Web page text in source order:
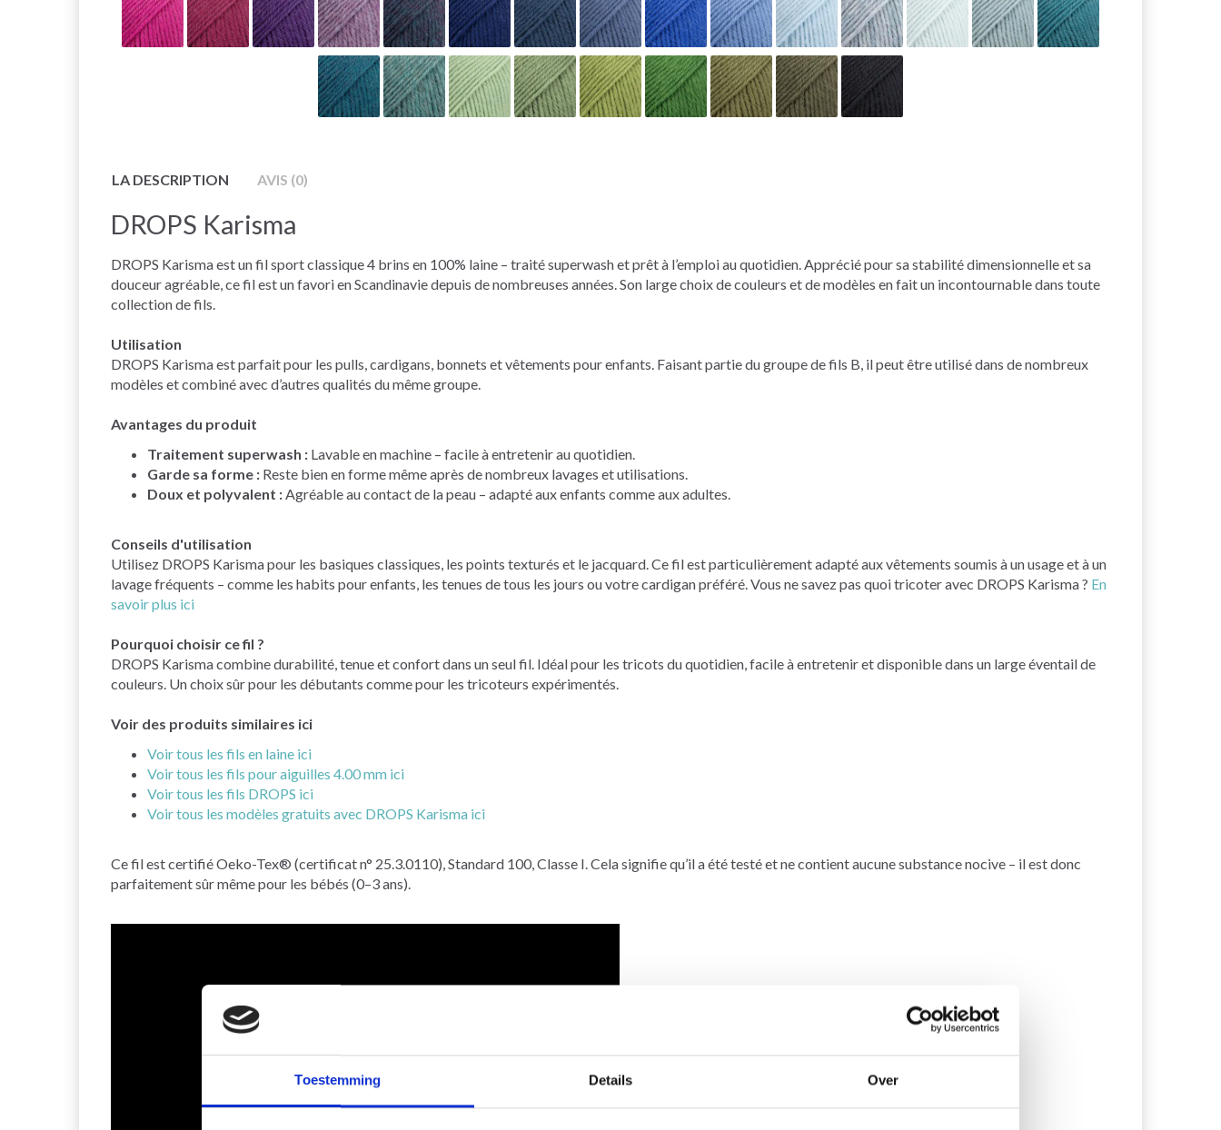
Toestemming Details Over
LA DESCRIPTION AVIS (0)
DROPS Karisma
DROPS Karisma est un fil sport classique 4 brins en 100% laine – traité superwash et prêt à l’emploi au quotidien. Apprécié pour sa stabilité dimensionnelle et sa
douceur agréable, ce fil est un favori en Scandinavie depuis de nombreuses années. Son large choix de couleurs et de modèles en fait un incontournable dans toute
collection de fils.
Utilisation
DROPS Karisma est parfait pour les pulls, cardigans, bonnets et vêtements pour enfants. Faisant partie du groupe de fils B, il peut être utilisé dans de nombreux
modèles et combiné avec d’autres qualités du même groupe.
Avantages du produit
Traitement superwash : Lavable en machine – facile à entretenir au quotidien.
Garde sa forme : Reste bien en forme même après de nombreux lavages et utilisations.
Doux et polyvalent : Agréable au contact de la peau – adapté aux enfants comme aux adultes.
Conseils d'utilisation
Utilisez DROPS Karisma pour les basiques classiques, les points texturés et le jacquard. Ce fil est particulièrement adapté aux vêtements soumis à un usage et à un
lavage fréquents – comme les habits pour enfants, les tenues de tous les jours ou votre cardigan préféré. Vous ne savez pas quoi tricoter avec DROPS Karisma ? En
savoir plus ici
Pourquoi choisir ce fil ?
DROPS Karisma combine durabilité, tenue et confort dans un seul fil. Idéal pour les tricots du quotidien, facile à entretenir et disponible dans un large éventail de
couleurs. Un choix sûr pour les débutants comme pour les tricoteurs expérimentés.
Voir des produits similaires ici
Voir tous les fils en laine ici
Voir tous les fils pour aiguilles 4.00 mm ici
Voir tous les fils DROPS ici
Voir tous les modèles gratuits avec DROPS Karisma ici
Ce fil est certifié Oeko-Tex® (certificat n° 25.3.0110), Standard 100, Classe I. Cela signifie qu’il a été testé et ne contient aucune substance nocive – il est donc
parfaitement sûr même pour les bébés (0–3 ans).
Économisez jusqu'à 50 %